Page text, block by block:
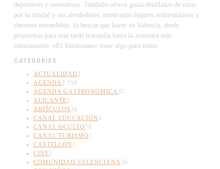
deportivos y recreativos. También ofrece guías detalladas de rutas
por la ciudad y sus alrededores, mostrando lugares emblemáticos y
rincones escondidos. Si buscas qué hacer en Valencia, desde
propuestas para una tarde tranquila hasta la aventura más
emocionante, «El Valenciano» tiene algo para todos.
CATEGORIES
ACTUALIDAD 2
AGENDA2.159
AGENDA GASTRONÓMICA37
ALICANTE2
ARTÍCULOS 26
CANAL EDUCACIÓN 3
CANAL OCULTO 78
CANAL TURISMO 1
CASTELLÓN 1
CINE1
COMUNIDAD VALENCIANA36